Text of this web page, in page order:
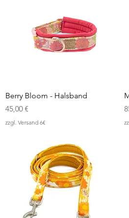
Schnellansicht
Berry Bloom - Halsband
Preis
45,00 €
zzgl. Versand 6€